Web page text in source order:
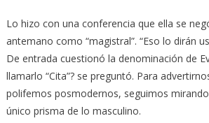
Lo hizo con una conferencia que ella se
antemano como “magistral”. “Eso lo dirán
De entrada cuestionó la denominación de
llamarlo “Cita”? se preguntó. Para
polifemos posmodernos, seguimos
único prisma de lo masculino.